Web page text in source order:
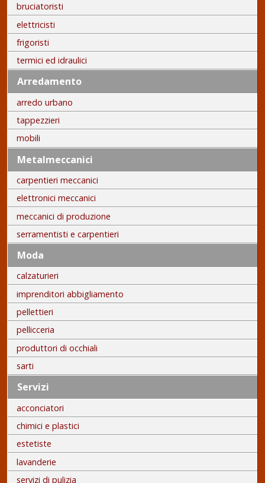
bruciatoristi
elettricisti
frigoristi
termici ed idraulici
Arredamento
arredo urbano
tappezzieri
mobili
Metalmeccanici
carpentieri meccanici
elettronici meccanici
meccanici di produzione
serramentisti e carpentieri
Moda
calzaturieri
imprenditori abbigliamento
pellettieri
pellicceria
produttori di occhiali
sarti
Servizi
acconciatori
chimici e plastici
estetiste
lavanderie
servizi di pulizia